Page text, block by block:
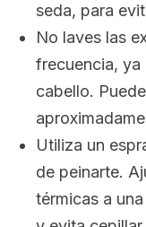
seda, para
No laves las
frecuencia, ya
cabello.
Utiliza un
de peinarte.
térmicas a